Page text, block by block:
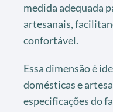
medida adequada
artesanais,
confortável.
Essa dimensão é
domésticas e
especificações do